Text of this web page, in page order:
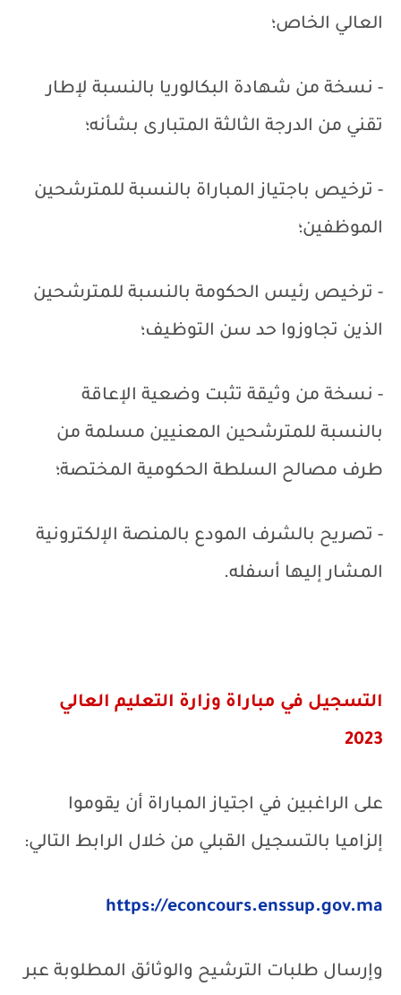
العالي الخاص؛
- نسخة من شهادة البكالوريا بالنسبة لإطار
تقني من الدرجة الثالثة المتبارى بشأنه؛
- ترخيص باجتياز المباراة بالنسبة للمترشحين
الموظفين؛
- ترخيص رئيس الحكومة بالنسبة للمترشحين
الذين تجاوزوا حد سن التوظيف؛
- نسخة من وثيقة تثبت وضعية الإعاقة
بالنسبة للمترشحين المعنيين مسلمة من
طرف مصالح السلطة الحكومية المختصة؛
- تصريح بالشرف المودع بالمنصة الإلكترونية
المشار إليها أسفله.
التسجيل في مباراة وزارة التعليم العالي
2023
على الراغبين في اجتياز المباراة أن يقوموا
إلزاميا بالتسجيل القبلي من خلال الرابط التالي:
https://econcours.enssup.gov.ma
وإرسال طلبات الترشيح والوثائق المطلوبة عبر